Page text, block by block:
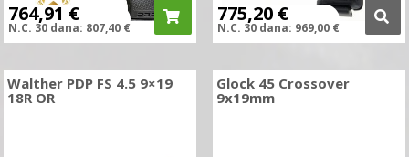
764,91 €
N.C. 30 dana: 807,40 €
775,20 €
N.C. 30 dana: 969,00 €
Walther PDP FS 4.5 9×19
18R OR
Glock 45 Crossover
9x19mm